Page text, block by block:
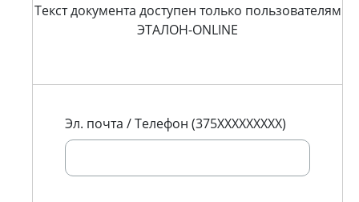
Текст документа доступен только пользователям
ЭТАЛОН-ONLINE
Эл. почта / Телефон (375XXXXXXXXX)